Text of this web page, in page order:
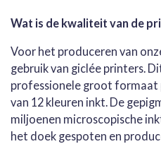
Wat is de kwaliteit van de
Voor het produceren van
gebruik van giclée printers.
professionele groot formaat
van 12 kleuren inkt. De
miljoenen microscopische
het doek gespoten en